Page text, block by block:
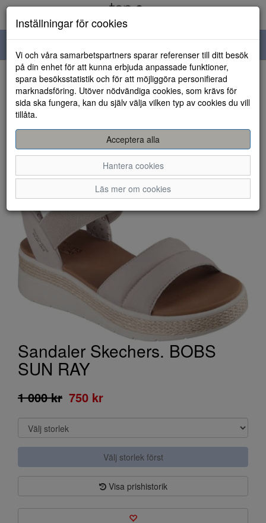
navigation
HEM
Sandaler Skechers. BOBS
SUN RAY
1 000 kr 750 kr
Välj storlek först
Visa prishistorik
Inställningar för cookies
Vi och våra samarbetspartners sparar referenser till ditt besök
på din enhet för att kunna erbjuda anpassade funktioner,
spara besöksstatistik och för att möjliggöra personifierad
marknadsföring. Utöver nödvändiga cookies, som krävs för
sida ska fungera, kan du själv välja vilken typ av cookies du vill
tillåta.
Acceptera alla
Hantera cookies
Läs mer om cookies